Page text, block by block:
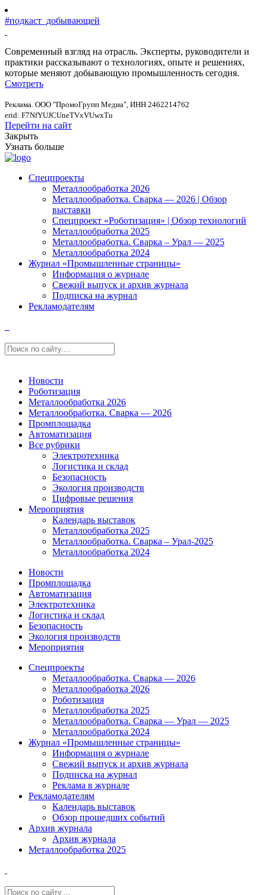
#подкаст_добывающей
Современный взгляд на отрасль. Эксперты, руководители и
практики рассказывают о технологиях, опыте и решениях,
которые меняют добывающую промышленность сегодня.
Смотреть
Реклама. ООО "ПромоГрупп Медиа", ИНН 2462214762
erid: F7NfYUJCUneTVxVUwxTu
Перейти на сайт
Закрыть
Узнать больше
Спецпроекты
Металлообработка 2026
Металлообработка. Сварка — 2026 | Обзор
выставки
Спецпроект «Роботизация» | Обзор технологий
Металлообработка 2025
Металлообработка. Сварка – Урал — 2025
Металлообработка 2024
Журнал «Промышленные страницы»
Информация о журнале
Свежий выпуск и архив журнала
Подписка на журнал
Рекламодателям
Новости
Роботизация
Металлообработка 2026
Металлообработка. Сварка — 2026
Промплощадка
Автоматизация
Все рубрики
Электротехника
Логистика и склад
Безопасность
Экология производств
Цифровые решения
Мероприятия
Календарь выставок
Металлообработка 2025
Металлообработка. Сварка – Урал-2025
Металлообработка 2024
Новости
Промплощадка
Автоматизация
Электротехника
Логистика и склад
Безопасность
Экология производств
Мероприятия
Спецпроекты
Металлообработка. Сварка — 2026
Металлообработка 2026
Роботизация
Металлообработка 2025
Металлообработка. Сварка — Урал — 2025
Металлообработка 2024
Журнал «Промышленные страницы»
Информация о журнале
Свежий выпуск и архив журнала
Подписка на журнал
Реклама в журнале
Рекламодателям
Календарь выставок
Обзор прошедших событий
Архив журнала
Архив журнала
Металлообработка 2025